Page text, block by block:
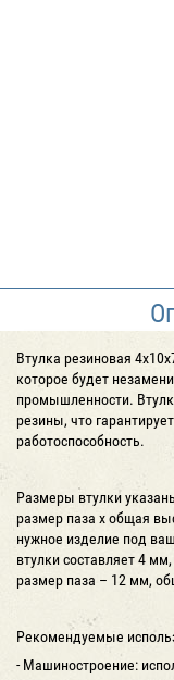
Втулка резиновая
которое будет
промышленности.
резины, что
работоспособность.
Размеры втулки
размер паза х общая
нужное изделие под
втулки составляет 4
размер паза – 12 мм,
Рекомендуемые
- Машиностроение: